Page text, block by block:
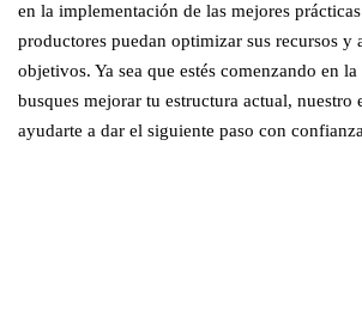
en la implementación de las mejores
productores puedan optimizar sus recursos y
objetivos. Ya sea que estés comenzando en
busques mejorar tu estructura actual, nuestro
ayudarte a dar el siguiente paso con